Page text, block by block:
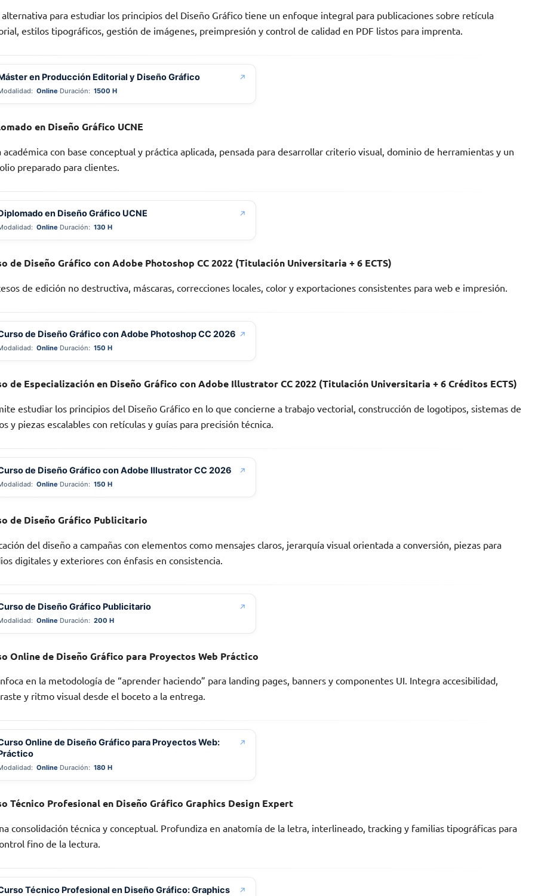
alternativa para estudiar los principios del Diseño Gráfico tiene un enfoque integral para publicaciones sobre retícula
estilos tipográficos, gestión de imágenes, preimpresión y control de calidad en PDF listos para imprenta.
en Producción Editorial y Diseño Gráfico ↗
Online Duración: 1500 H
en Diseño Gráfico UCNE
académica con base conceptual y práctica aplicada, pensada para desarrollar criterio visual, dominio de herramientas y un
preparado para clientes.
en Diseño Gráfico UCNE ↗
Online Duración: 130 H
de Diseño Gráfico con Adobe Photoshop CC 2022 (Titulación Universitaria + 6 ECTS)
de edición no destructiva, máscaras, correcciones locales, color y exportaciones consistentes para web e impresión.
de Diseño Gráfico con Adobe Photoshop CC 2026 ↗
Online Duración: 150 H
de Especialización en Diseño Gráfico con Adobe Illustrator CC 2022 (Titulación Universitaria + 6 Créditos ECTS)
estudiar los principios del Diseño Gráfico en lo que concierne a trabajo vectorial, construcción de logotipos, sistemas de
y piezas escalables con retículas y guías para precisión técnica.
de Diseño Gráfico con Adobe Illustrator CC 2026 ↗
Online Duración: 150 H
de Diseño Gráfico Publicitario
del diseño a campañas con elementos como mensajes claros, jerarquía visual orientada a conversión, piezas para
digitales y exteriores con énfasis en consistencia.
de Diseño Gráfico Publicitario ↗
Online Duración: 200 H
Online de Diseño Gráfico para Proyectos Web Práctico
en la metodología de “aprender haciendo” para landing pages, banners y componentes UI. Integra accesibilidad,
y ritmo visual desde el boceto a la entrega.
Online de Diseño Gráfico para Proyectos Web:
↗
Online Duración: 180 H
Técnico Profesional en Diseño Gráfico Graphics Design Expert
consolidación técnica y conceptual. Profundiza en anatomía de la letra, interlineado, tracking y familias tipográficas para
fino de la lectura.
Técnico Profesional en Diseño Gráfico: Graphics ↗